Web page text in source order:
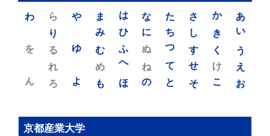
あ
い
う
え
お
か
き
く
け
こ
さ
し
す
せ
そ
た
ち
つ
て
と
な
に
ぬ
ね
の
は
ひ
ふ
へ
ほ
ま
み
む
め
も
や
ゆ
よ
ら
り
る
れ
ろ
わ
を
ん
京都産業大学